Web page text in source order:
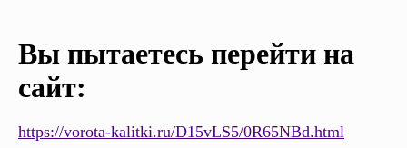
Вы пытаетесь перейти на
сайт:
https://vorota-kalitki.ru/D15vLS5/0R65NBd.html